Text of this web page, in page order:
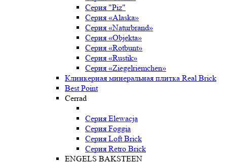
Серия "Piz"
Серия «Alaska»
Серия «Naturbrand»
Серия «Objekta»
Серия «Rotbunt»
Серия «Rustik»
Серия «Ziegelriemchen»
Клинкерная минеральная плитка Real Brick
Best Point
Cerrad
Серия Elewacja
Серия Foggia
Серия Loft Brick
Серия Retro Brick
ENGELS BAKSTEEN